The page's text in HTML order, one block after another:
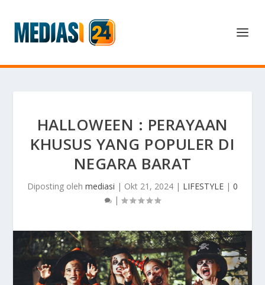
HALLOWEEN : PERAYAAN
KHUSUS YANG POPULER DI
NEGARA BARAT
Diposting oleh mediasi | Okt 21, 2024 | LIFESTYLE | 0
|